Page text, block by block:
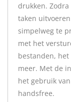
drukken.
taken
simpelweg te
met het
bestanden,
meer. Met de
het gebruik
handsfree.